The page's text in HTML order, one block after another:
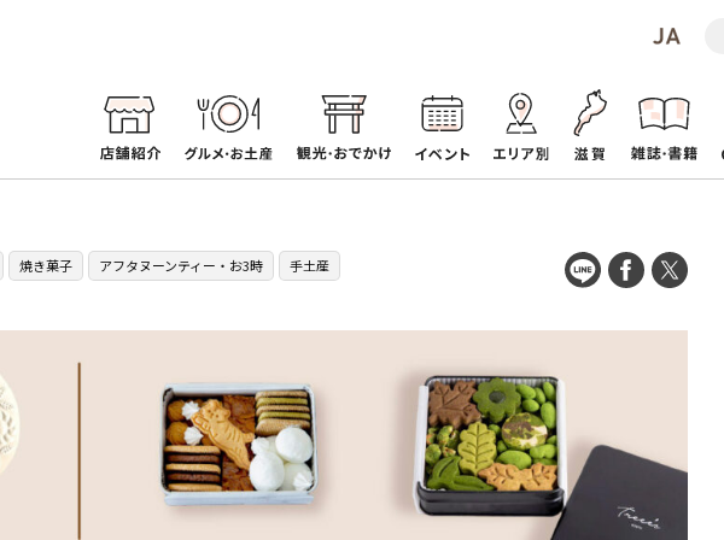
焼き菓子 アフタヌーンティー・お3時 手土産